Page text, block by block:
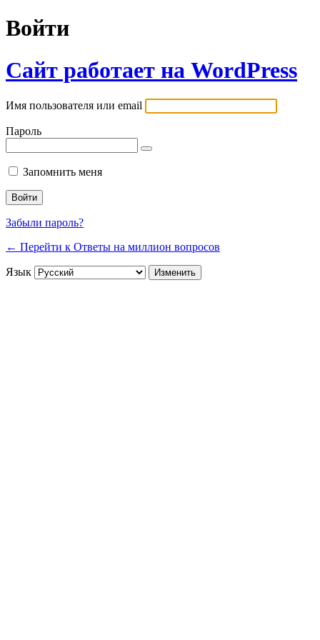
Войти
Сайт работает на WordPress
Имя пользователя или email
Пароль
Запомнить меня
Забыли пароль?
← Перейти к Ответы на миллион вопросов
Язык